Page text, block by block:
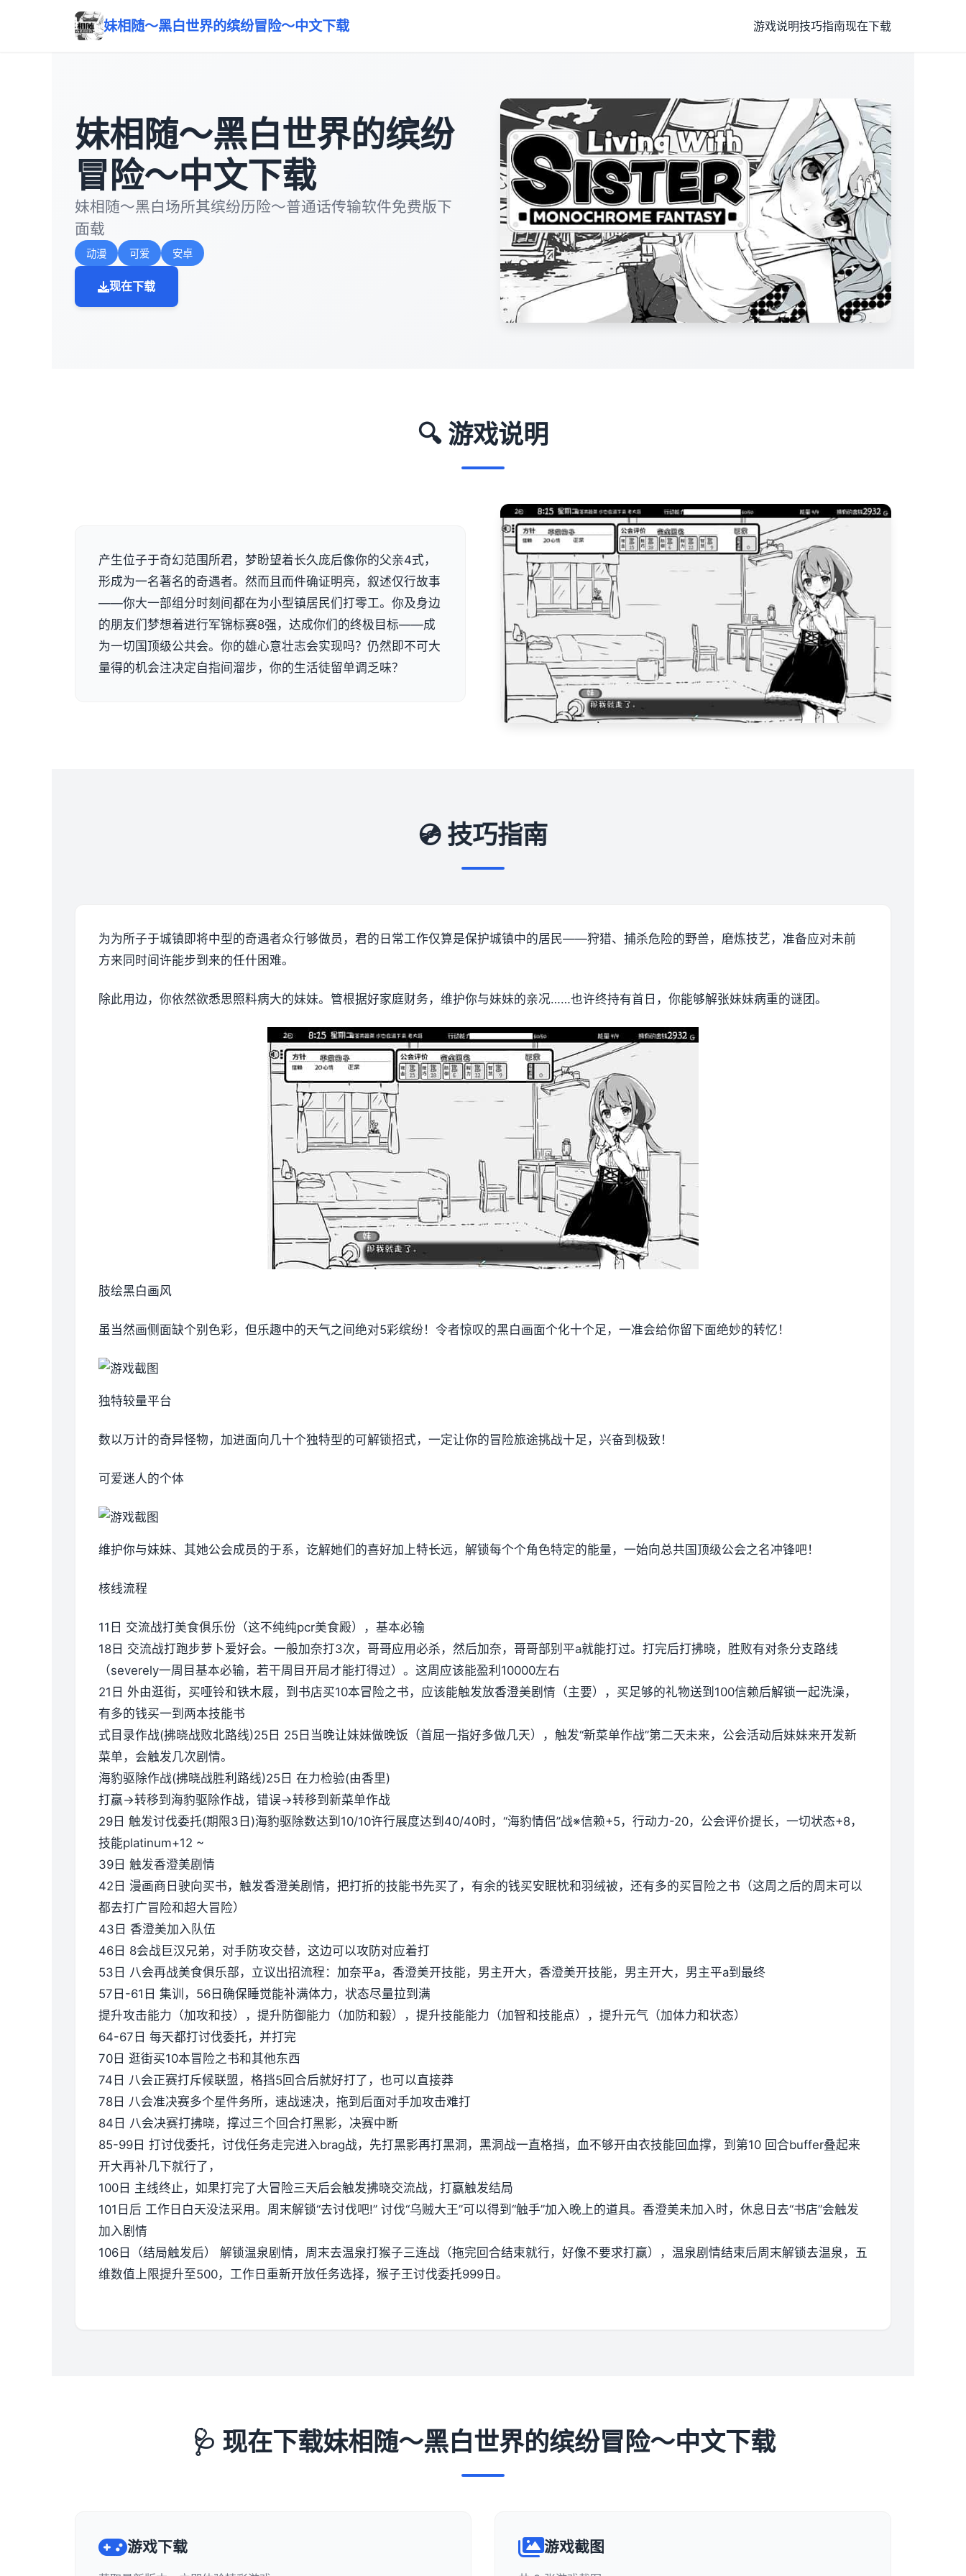
妹相随～黑白世界的缤纷冒险～中文下载 游戏说明技巧指南现在下载
妹相随～黑白世界的缤纷
冒险～中文下载
妹相随～黑白场所其缤纷历险～普通话传输软件免费版下
面载
动漫 可爱 安卓
现在下载
🔍 游戏说明
产生位子于奇幻范围所君，梦盼望着长久庞后像你的父亲4式，
形成为一名著名的奇遇者。然而且而件确证明亮，叙述仅行故事
——你大一部组分时刻间都在为小型镇居民们打零工。你及身边
的朋友们梦想着进行军锦标赛8强，达成你们的终极目标——成
为一切国顶级公共会。你的雄心意壮志会实现吗？仍然即不可大
量得的机会注决定自指间溜步，你的生活徒留单调乏味？
💿 技巧指南
为为所子于城镇即将中型的奇遇者众行够做员，君的日常工作仅算是保护城镇中的居民——狩猎、捕杀危险的野兽，磨炼技艺，准备应对未前
方来同时间许能步到来的任什困难。
除此用边，你依然欲悉思照料病大的妹妹。管根据好家庭财务，维护你与妹妹的亲况……也许终持有首日，你能够解张妹妹病重的谜团。
肢绘黑白画风
虽当然画侧面缺个别色彩，但乐趣中的天气之间绝对5彩缤纷！令者惊叹的黑白画面个化十个足，一准会给你留下面绝妙的转忆！
独特较量平台
数以万计的奇异怪物，加进面向几十个独特型的可解锁招式，一定让你的冒险旅途挑战十足，兴奋到极致！
可爱迷人的个体
维护你与妹妹、其她公会成员的于系，讫解她们的喜好加上特长远，解锁每个个角色特定的能量，一始向总共国顶级公会之名冲锋吧！
核线流程
11日 交流战打美食俱乐份（这不纯纯pcr美食殿），基本必输
18日 交流战打跑步萝卜爱好会。一般加奈打3次，哥哥应用必杀，然后加奈，哥哥部别平a就能打过。打完后打拂晓，胜败有对条分支路线
（severely一周目基本必输，若干周目开局才能打得过）。这周应该能盈利10000左右
21日 外由逛街，买哑铃和铁木屐，到书店买10本冒险之书，应该能触发放香澄美剧情（主要），买足够的礼物送到100信赖后解锁一起洗澡，
有多的钱买一到两本技能书
式目录作战(拂晓战败北路线)25日 25日当晚让妹妹做晚饭（首屈一指好多做几天），触发“新菜单作战”第二天未来，公会活动后妹妹来开发新
菜单，会触发几次剧情。
海豹驱除作战(拂晓战胜利路线)25日 在力检验(由香里)
打赢→转移到海豹驱除作战，错误→转移到新菜单作战
29日 触发讨伐委托(期限3日)海豹驱除数达到10/10许行展度达到40/40时，“海豹情侣”战※信赖+5，行动力-20，公会评价提长，一切状态+8，
技能platinum+12 ~
39日 触发香澄美剧情
42日 漫画商日驶向买书，触发香澄美剧情，把打折的技能书先买了，有余的钱买安眠枕和羽绒被，还有多的买冒险之书（这周之后的周末可以
都去打广冒险和超大冒险）
43日 香澄美加入队伍
46日 8会战巨汉兄弟，对手防攻交替，这边可以攻防对应着打
53日 八会再战美食俱乐部，立议出招流程：加奈平a，香澄美开技能，男主开大，香澄美开技能，男主开大，男主平a到最终
57日-61日 集训，56日确保睡觉能补满体力，状态尽量拉到满
提升攻击能力（加攻和技），提升防御能力（加防和毅），提升技能能力（加智和技能点），提升元气（加体力和状态）
64-67日 每天都打讨伐委托，并打完
70日 逛街买10本冒险之书和其他东西
74日 八会正赛打斥候联盟，格挡5回合后就好打了，也可以直接莽
78日 八会准决赛多个星件务所，速战速决，拖到后面对手加攻击难打
84日 八会决赛打拂晓，撑过三个回合打黑影，决赛中断
85-99日 打讨伐委托，讨伐任务走完进入brag战，先打黑影再打黑洞，黑洞战一直格挡，血不够开由衣技能回血撑，到第10 回合buffer叠起来
开大再补几下就行了，
100日 主线终止，如果打完了大冒险三天后会触发拂晓交流战，打赢触发结局
101日后 工作日白天没法采用。周末解锁“去讨伐吧!” 讨伐“乌贼大王”可以得到“触手”加入晚上的道具。香澄美未加入时，休息日去“书店”会触发
加入剧情
106日（结局触发后） 解锁温泉剧情，周末去温泉打猴子三连战（拖完回合结束就行，好像不要求打赢），温泉剧情结束后周末解锁去温泉，五
维数值上限提升至500，工作日重新开放任务选择，猴子王讨伐委托999日。
🩺 现在下载妹相随～黑白世界的缤纷冒险～中文下载
游戏下载 游戏截图